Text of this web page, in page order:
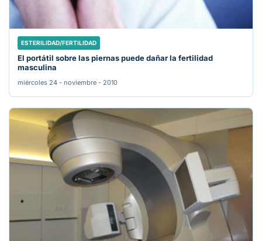
ESTERILIDAD/FERTILIDAD
El portátil sobre las piernas puede dañar la fertilidad
masculina
miércoles 24 - noviembre - 2010